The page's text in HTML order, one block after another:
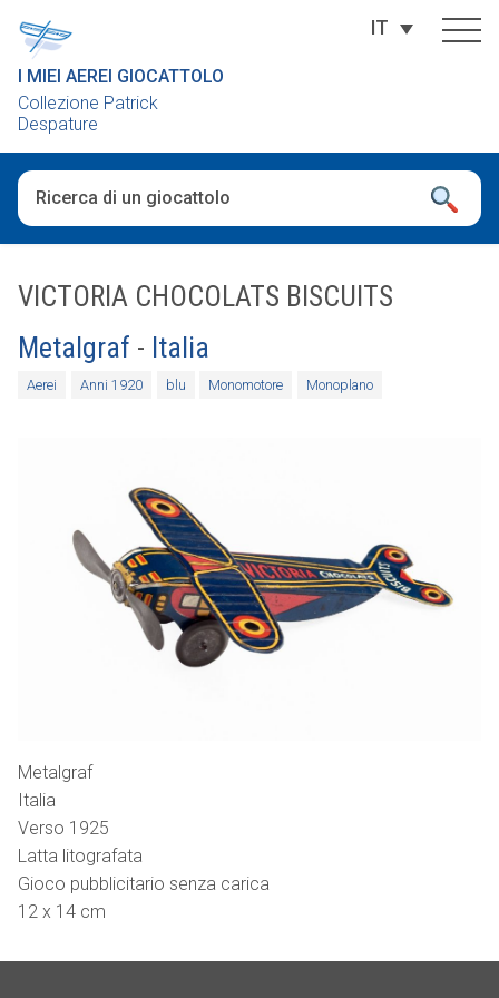
I MIEI AEREI GIOCATTOLO
Collezione Patrick
Despature
IT
VICTORIA CHOCOLATS BISCUITS
Metalgraf - Italia
Aerei Anni 1920 blu Monomotore Monoplano
Metalgraf
Italia
Verso 1925
Latta litografata
Gioco pubblicitario senza carica
12 x 14 cm